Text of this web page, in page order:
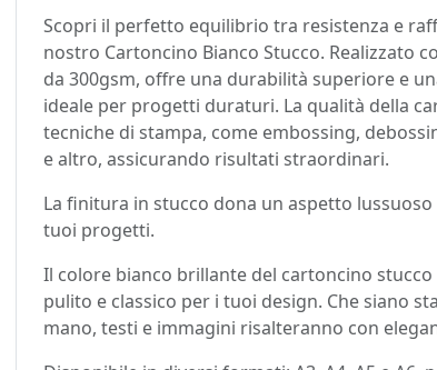
Scopri il perfetto equilibrio tra resistenza e
nostro Cartoncino Bianco Stucco. Realizzato
da 300gsm, offre una durabilità superiore e
ideale per progetti duraturi. La qualità della
tecniche di stampa, come embossing,
e altro, assicurando risultati straordinari.
La finitura in stucco dona un aspetto
tuoi progetti.
Il colore bianco brillante del cartoncino
pulito e classico per i tuoi design. Che siano
mano, testi e immagini risalteranno con